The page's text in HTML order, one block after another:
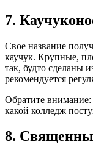
7.
Свое название
каучук. Крупные,
так, будто сделаны
рекомендуется
Обратите внимание:
какой колледж
8.